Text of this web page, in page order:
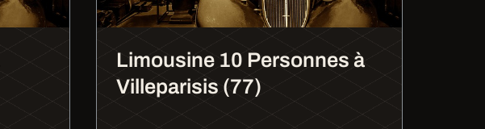
Limousine 10 Personnes à
Villeparisis (77)